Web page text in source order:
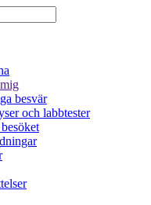
besvär
och labbtester